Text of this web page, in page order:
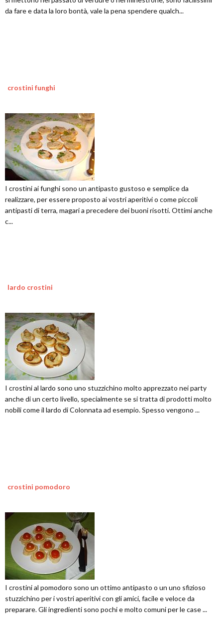
da fare e data la loro bontà, vale la pena spendere qualch...
crostini funghi
I crostini ai funghi sono un antipasto gustoso e semplice da
realizzare, per essere proposto ai vostri aperitivi o come piccoli
antipasti di terra, magari a precedere dei buoni risotti. Ottimi anche
c...
lardo crostini
I crostini al lardo sono uno stuzzichino molto apprezzato nei party
anche di un certo livello, specialmente se si tratta di prodotti molto
nobili come il lardo di Colonnata ad esempio. Spesso vengono ...
crostini pomodoro
I crostini al pomodoro sono un ottimo antipasto o un uno sfizioso
stuzzichino per i vostri aperitivi con gli amici, facile e veloce da
preparare. Gli ingredienti sono pochi e molto comuni per le case ...